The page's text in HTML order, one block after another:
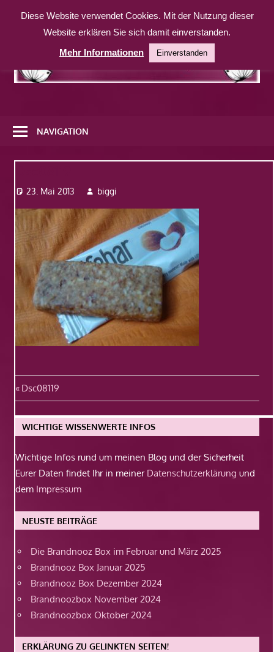
Inhalt
weitere
Website
NAVIGATION
23. Mai 2013 biggi
Beitragsnavigation
Vorheriger
Beitrag:
Dsc08119
WICHTIGE WISSENWERTE INFOS
Wichtige Infos rund um meinen Blog und der Sicherheit
Eurer Daten findet Ihr in meiner Datenschutzerklärung und
dem Impressum
NEUSTE BEITRÄGE
Die Brandnooz Box im Februar und März 2025
Brandnooz Box Januar 2025
Brandnooz Box Dezember 2024
Brandnoozbox November 2024
Brandnoozbox Oktober 2024
ERKLÄRUNG ZU GELINKTEN SEITEN!
Diese Website verwendet Cookies. Mit der Nutzung dieser
Website erklären Sie sich damit einverstanden.
Mehr Informationen
Einverstanden